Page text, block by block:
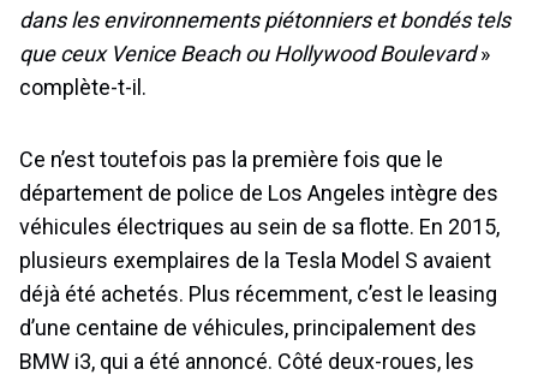
dans les environnements piétonniers et bondés tels
que ceux Venice Beach ou Hollywood Boulevard»
complète-t-il.
Ce n’est toutefois pas la première fois que le
département de police de Los Angeles intègre des
véhicules électriques au sein de sa flotte. En 2015,
plusieurs exemplaires de la Tesla Model S avaient
déjà été achetés. Plus récemment, c’est le leasing
d’une centaine de véhicules, principalement des
BMW i3, qui a été annoncé. Côté deux-roues, les